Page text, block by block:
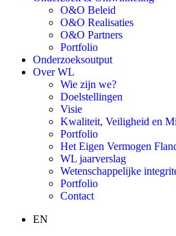
O&O Beleid
O&O Realisaties
O&O Partners
Portfolio
Onderzoeksoutput
Over WL
Wie zijn we?
Doelstellingen
Visie
Kwaliteit, Veiligheid en
Portfolio
Het Eigen Vermogen
WL jaarverslag
Wetenschappelijke
Portfolio
Contact
EN